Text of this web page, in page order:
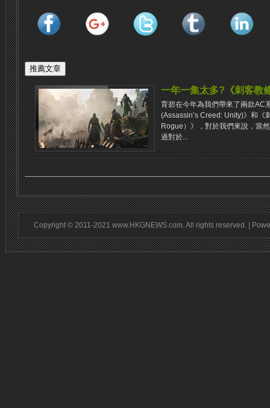
一年一集太多?《刺客教
育碧在今年為我們帶來了兩款AC
(Assassin’s Creed: Unity)》和《
Rogue）》，對於我們來說，當
過對於...
Copyright © 2011-2021 www.HKGNEWS.com. All rights reserved. |